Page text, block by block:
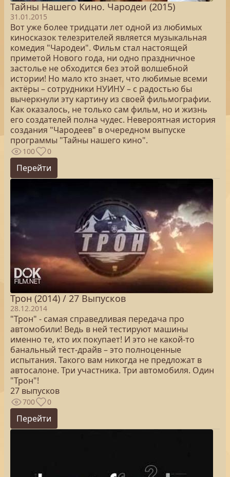
Тайны Нашего Кино. Чародеи (2015)
31.01.2015
Вот уже более тридцати лет одной из любимых
киносказок телезрителей является музыкальная
комедия "Чародеи". Фильм стал настоящей
приметой Нового года, ни одно праздничное
застолье не обходится без этой волшебной
истории! Но мало кто знает, что любимые всеми
актёры – сотрудники НУИНУ – с радостью бы
вычеркнули эту картину из своей фильмографии.
Как оказалось, не только сам фильм, но и жизнь
его создателей полна чудес. Невероятная история
создания "Чародеев" в очередном выпуске
программы "Тайны нашего кино".
100 0
Перейти
Трон (2014) / 27 Выпусков
28.12.2014
"Трон" - самая справедливая передача про
автомобили! Ведь в ней тестируют машины
именно те, кто их покупает! И это не какой-то
банальный тест-драйв – это полноценные
испытания. Такого вам никогда не предложат в
автосалоне. Три участника. Три автомобиля. Один
"Трон"!
27 выпусков
700 0
Перейти